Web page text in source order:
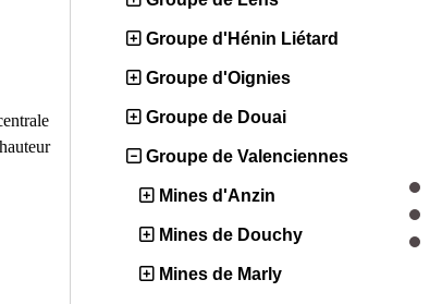
Groupe d'Hénin Liétard
Groupe d'Oignies
Groupe de Douai
Groupe de Valenciennes
Mines d'Anzin
Mines de Douchy
Mines de Marly